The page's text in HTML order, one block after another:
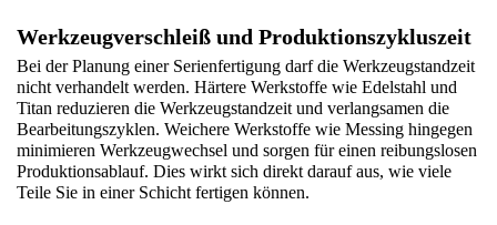
Werkzeugverschleiß und Produktionszykluszeit
Bei der Planung einer Serienfertigung darf die Werkzeugstandzeit
nicht verhandelt werden. Härtere Werkstoffe wie Edelstahl und
Titan reduzieren die Werkzeugstandzeit und verlangsamen die
Bearbeitungszyklen. Weichere Werkstoffe wie Messing hingegen
minimieren Werkzeugwechsel und sorgen für einen reibungslosen
Produktionsablauf. Dies wirkt sich direkt darauf aus, wie viele
Teile Sie in einer Schicht fertigen können.